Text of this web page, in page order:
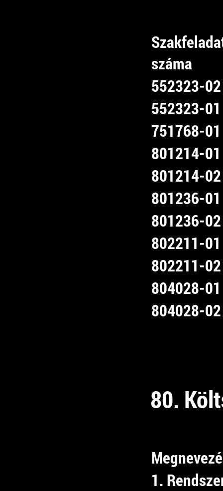
száma
552323-02
552323-01
751768-01
801214-01
801214-02
801236-01
801236-02
802211-01
802211-02
804028-01
804028-02
80.
1.